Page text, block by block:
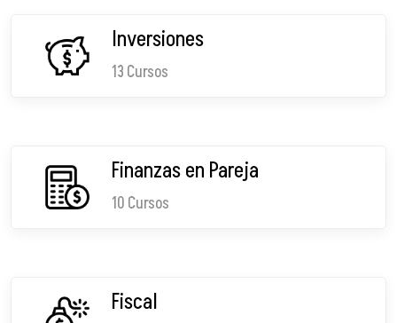
Inversiones
13 Cursos
Finanzas en Pareja
10 Cursos
Fiscal